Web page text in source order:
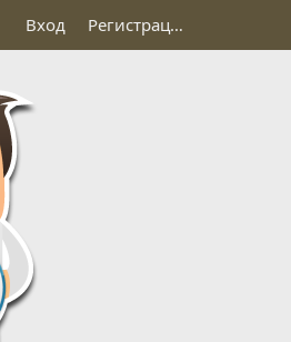
Вход Регистрация